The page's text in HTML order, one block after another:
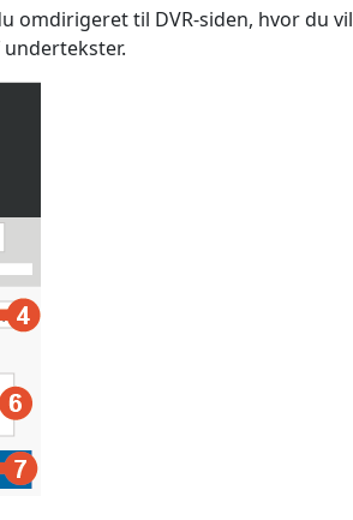
omdirigeret til DVR-siden, hvor du vil